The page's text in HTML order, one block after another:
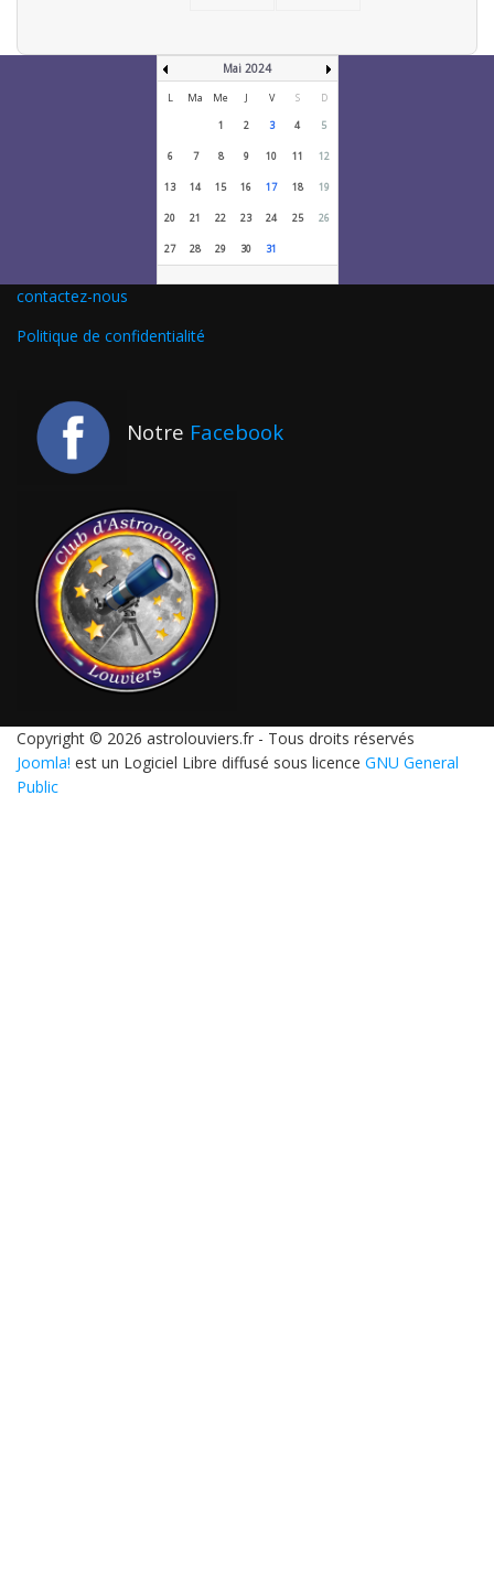
Mai 2024
L Ma Me J V S
D
1
2 3 4 5
6 7 8 9 10 11 12
13 14 15 16 17 18 19
20 21 22 23 24 25 26
27 28 29 30 31
contactez-nous
Politique de confidentialité
Notre Facebook
Copyright © 2026 astrolouviers.fr - Tous droits réservés
Joomla! est un Logiciel Libre diffusé sous licence GNU General
Public